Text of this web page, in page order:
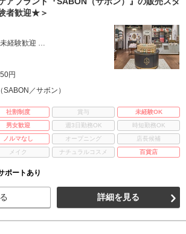
者歓迎★＞
未経験歓迎 …
円
／サボン）
社割制度 賞与
未経験OK
男女歓迎 週3日勤務OK
時短勤務OK
ノルマなし オープニング
店長候補
メイク ナチュラルコスメ 百貨店
ポートあり
詳細を見る